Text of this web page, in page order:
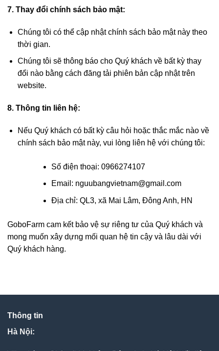
7. Thay đổi chính sách bảo mật:
Chúng tôi có thể cập nhật chính sách bảo mật này theo
thời gian.
Chúng tôi sẽ thông báo cho Quý khách về bất kỳ thay
đổi nào bằng cách đăng tải phiên bản cập nhật trên
website.
8. Thông tin liên hệ:
Nếu Quý khách có bất kỳ câu hỏi hoặc thắc mắc nào về
chính sách bảo mật này, vui lòng liên hệ với chúng tôi:
Số điện thoại: 0966274107
Email: nguubangvietnam@gmail.com
Địa chỉ: QL3, xã Mai Lâm, Đông Anh, HN
GoboFarm cam kết bảo vệ sự riêng tư của Quý khách và
mong muốn xây dựng mối quan hệ tin cậy và lâu dài với
Quý khách hàng.
Thông tin
Hà Nội: